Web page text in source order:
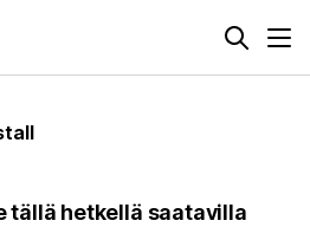
tällä hetkellä saatavilla